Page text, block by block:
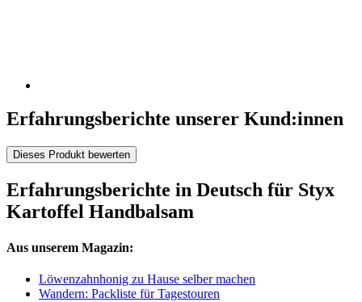
Erfahrungsberichte unserer Kund:innen
Dieses Produkt bewerten
Erfahrungsberichte in Deutsch für Styx
Kartoffel Handbalsam
Aus unserem Magazin:
Löwenzahnhonig zu Hause selber machen
Wandern: Packliste für Tagestouren